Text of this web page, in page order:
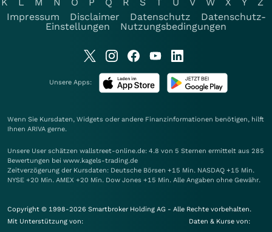
K
L M N O P Q R S T U V W X Y
Z
Impressum
Disclaimer Datenschutz
Datenschutz-
Einstellungen
Nutzungsbedingungen
Unsere Apps:
Wenn Sie Kursdaten, Widgets oder andere Finanzinformationen benötigen, hilft
Ihnen ARIVA gerne.
Unsere User schätzen wallstreet-online.de: 4.8 von 5 Sternen ermittelt aus 285
Bewertungen bei www.kagels-trading.de
Zeitverzögerung der Kursdaten: Deutsche Börsen +15 Min. NASDAQ +15 Min.
NYSE +20 Min. AMEX +20 Min. Dow Jones +15 Min. Alle Angaben ohne Gewähr.
Copyright © 1998-2026 Smartbroker Holding AG - Alle Rechte vorbehalten.
Mit Unterstützung von:
Daten & Kurse von: